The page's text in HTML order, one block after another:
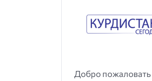
Добро пожаловать